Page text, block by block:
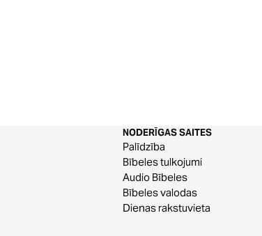
NODERĪGAS SAITES
Palīdzība
Bībeles tulkojumi
Audio Bībeles
Bībeles valodas
Dienas rakstuvieta